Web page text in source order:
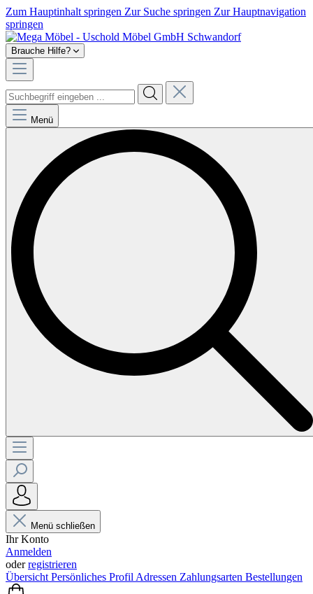
Zum Hauptinhalt springen Zur Suche springen Zur Hauptnavigation
springen
Brauche Hilfe?
Menü
Menü schließen
Ihr Konto
Anmelden
oderregistrieren
Übersicht Persönliches Profil Adressen Zahlungsarten Bestellungen